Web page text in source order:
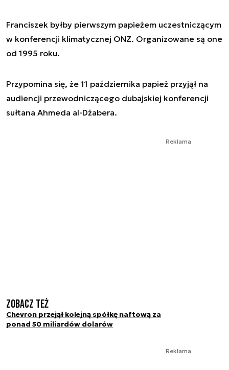
Franciszek byłby pierwszym papieżem uczestniczącym
w konferencji klimatycznej ONZ. Organizowane są one
od 1995 roku.
Przypomina się, że 11 października papież przyjął na
audiencji przewodniczącego dubajskiej konferencji
sułtana Ahmeda al-Dżabera.
Reklama
Zobacz też
Chevron przejął kolejną spółkę naftową za
ponad 50 miliardów dolarów
Reklama